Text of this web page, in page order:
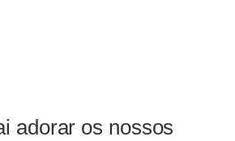
adorar os nossos